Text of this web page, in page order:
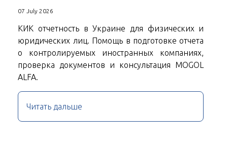
07 July 2026
КИК отчетность в Украине для физических и
юридических лиц. Помощь в подготовке отчета
о контролируемых иностранных компаниях,
проверка документов и консультация MOGOL
ALFA.
Читать дальше